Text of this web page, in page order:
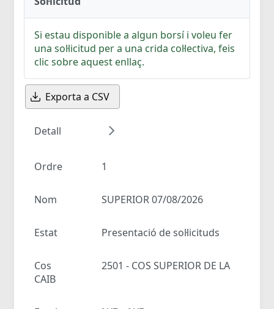
Si estau disponible a algun borsí i voleu fer
una sol·licitud per a una crida col·lectiva, feis
clic sobre aquest enllaç.
Exporta a CSV
Detall
Ordre 1
Nom SUPERIOR 07/08/2026
Estat Presentació de sol·licituds
Cos
2501 - COS SUPERIOR DE LA
CAIB